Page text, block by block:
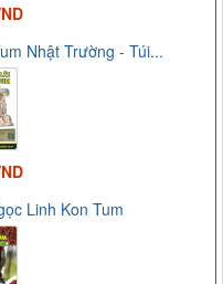
Nhật Trường - Túi...
Linh Kon Tum